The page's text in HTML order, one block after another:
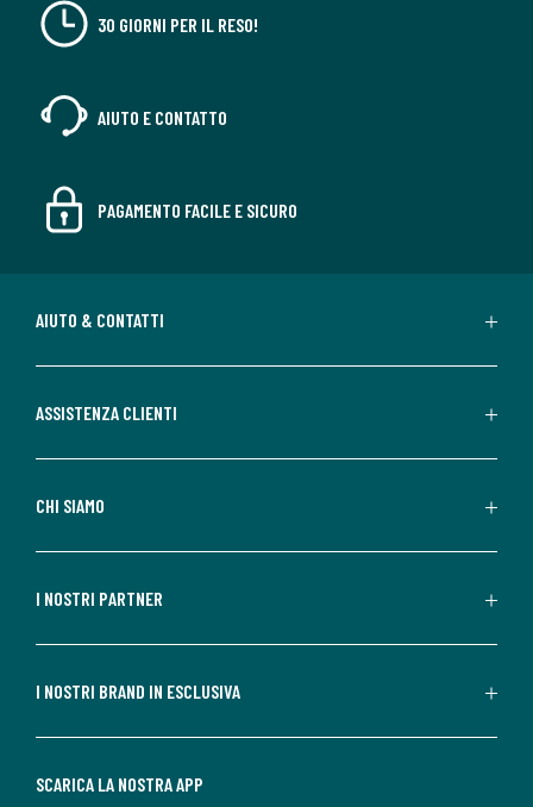
30 GIORNI PER IL RESO!
AIUTO E CONTATTO
PAGAMENTO FACILE E SICURO
AIUTO & CONTATTI
ASSISTENZA CLIENTI
CHI SIAMO
I NOSTRI PARTNER
I NOSTRI BRAND IN ESCLUSIVA
SCARICA LA NOSTRA APP